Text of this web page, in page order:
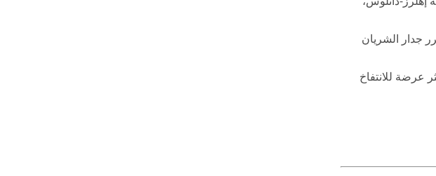
جدار الشريان
عرضة للانتفاخ